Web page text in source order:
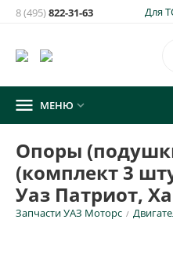
Для
8 (495)822-31-63
 МЕНЮ 
Опоры
(комплект 3
Уаз Патриот,
Запчасти УАЗ Моторс /
товара:
Опоры (подушки)
Уаз Патриот, Хантер (ОАО
E-mail для уведомления
Номер телефона для SMS